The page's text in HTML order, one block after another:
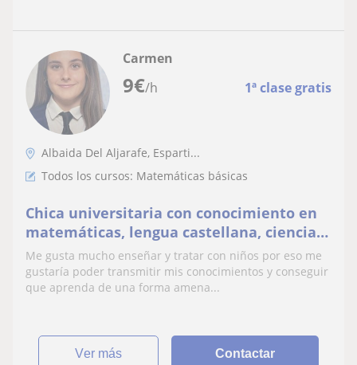
9€/h 1ª clase gratis
Carmen
Albaida Del Aljarafe, Esparti...
Todos los cursos: Matemáticas básicas
Chica universitaria con conocimiento en
matemáticas, lengua castellana, ciencias
sociales y biología. Primaria y ESO
Me gusta mucho enseñar y tratar con niños por eso me
gustaría poder transmitir mis conocimientos y conseguir
que aprenda de una forma amena...
ver más Contactar